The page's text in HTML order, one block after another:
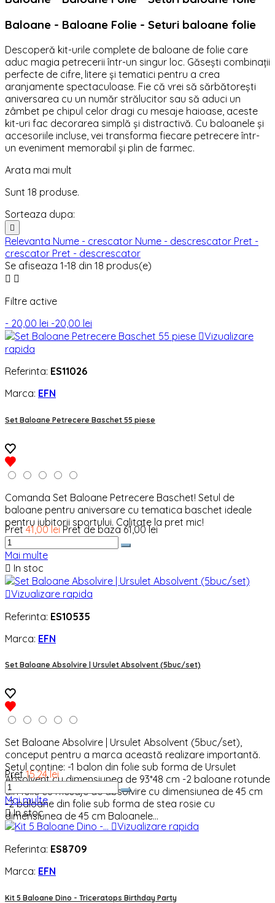
Baloane - Baloane Folie - Seturi baloane folie
Descoperă kit-urile complete de baloane de folie care
aduc magia petrecerii într-un singur loc. Găsești combinații
perfecte de cifre, litere și tematici pentru a crea
aranjamente spectaculoase. Fie că vrei să sărbătorești
aniversarea cu un număr strălucitor sau să aduci un
zâmbet pe chipul celor dragi cu mesaje haioase, aceste
kit-uri fac decorarea simplă și distractivă. Cu baloanele și
accesoriile incluse, vei transforma fiecare petrecere într-
un eveniment memorabil și plin de farmec.
Arata mai mult
Sunt 18 produse.
Sorteaza dupa:

Relevanta Nume - crescator Nume - descrescator Pret -
crescator Pret - descrescator
Se afiseaza 1-18 din 18 produs(e)
 
Filtre active
- 20,00 lei -20,00 lei
Vizualizare
rapida
Referinta: ES11026
Marca: EFN
Set Baloane Petrecere Baschet 55 piese
Comanda Set Baloane Petrecere Baschet! Setul de
baloane pentru aniversare cu tematica baschet ideale
pentru iubitorii sportului. Calitate la pret mic!
Pret 41,00 lei Pret de baza 61,00 lei
Mai multe
 In stoc
Vizualizare rapida
Referinta: ES10535
Marca: EFN
Set Baloane Absolvire | Ursulet Absolvent (5buc/set)
Set Baloane Absolvire | Ursulet Absolvent (5buc/set),
conceput pentru a marca această realizare importantă.
Setul contine: -1 balon din folie sub forma de Ursulet
Absolvent cu dimensiunea de 93*48 cm -2 baloane rotunde
din folie cu mesaje de absolvire cu dimensiunea de 45 cm
-2 baloane din folie sub forma de stea rosie cu
dimensiunea de 45 cm Baloanele...
Pret 15,24 lei
Mai multe
In stoc
Vizualizare rapida
Referinta: ES8709
Marca: EFN
Kit 5 Baloane Dino - Triceratops Birthday Party